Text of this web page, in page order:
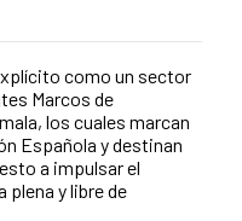
como un sector
Marcos de
los cuales marcan
Española y destinan
a impulsar el
plena y libre de